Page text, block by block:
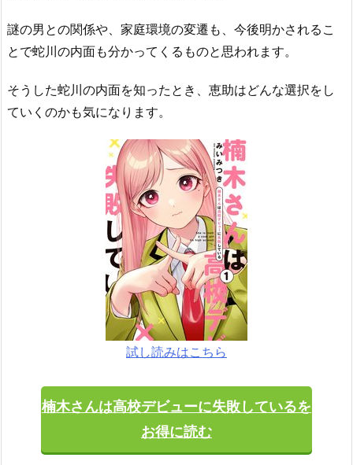
謎の男との関係や、家庭環境の変遷も、今後明かされるこ
とで蛇川の内面も分かってくるものと思われます。
そうした蛇川の内面を知ったとき、恵助はどんな選択をし
ていくのかも気になります。
試し読みはこちら
楠木さんは高校デビューに失敗しているを
お得に読む